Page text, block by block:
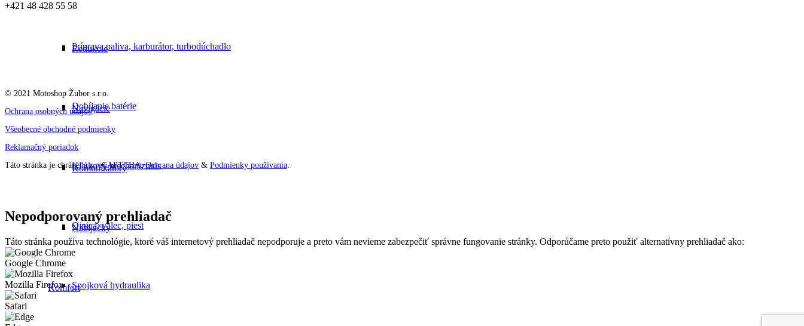
Redukcie
Navigácie
Komunikátory
Nabíjačky
Komfort
Príprava paliva, karburátor, turbodúchadlo
Dobíjanie batérie
Kľukový mechanizmus
Ojnica, valec, piest
Spojková hydraulika
+421 48 428 55 58
© 2021 Motoshop Žubor s.r.o.
Ochrana osobných údajov
Všeobecné obchodné podmienky
Reklamačný poriadok
Táto stránka je chránená s reCAPTCHA.Ochrana údajov & Podmienky používania.
Nepodporovaný prehliadač
Táto stránka používa technológie, ktoré váš internetový prehliadač nepodporuje a preto vám nevieme zabezpečiť správne fungovanie stránky. Odporúčame preto použiť alternatívny prehliadač ako:
Google Chrome
Mozilla Firefox
Safari